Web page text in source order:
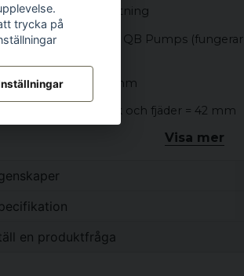
av produkt: Axeltätning
Davey QB Pumps (fungerar
stående ihop: 31mm
Keramik och fjäder = 42 mm
Keramiska och koldelar måste
delen vattentät mot pumphuset.
Visa mer
en produktfråga
trycka på